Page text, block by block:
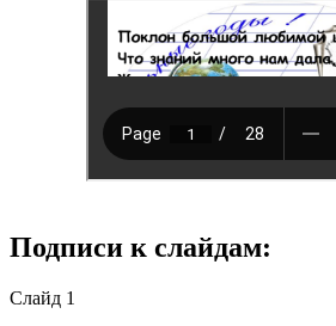
Подписи к слайдам:
Слайд 1